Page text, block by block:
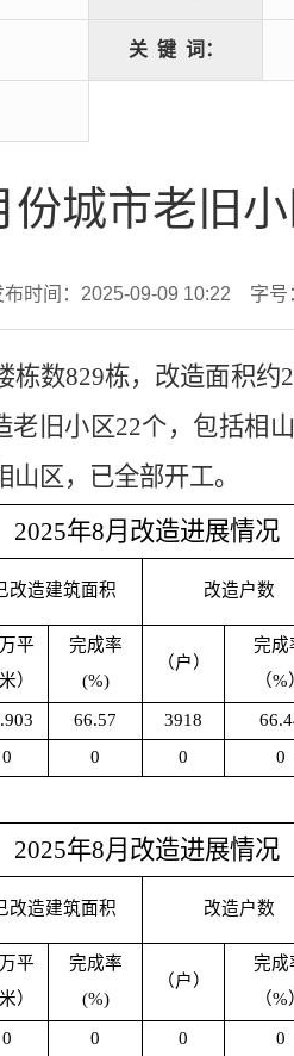
关 键 词：
城市老旧
布时间：2025-09-09 10:22 字号
栋数829栋，改造面积约2
老旧小区22个， 包括相
山区，已全部开工。
2025年8月改造进展情况
改造建筑面积 改造户数
万平
）
完成率
(%)
（户）
完成
（%
66.57 3918
0 0 0 0
2025年8月改造进展情况
改造建筑面积 改造户数
万平
）
完成率
(%)
（户）
完成
（%
0 0 0 0